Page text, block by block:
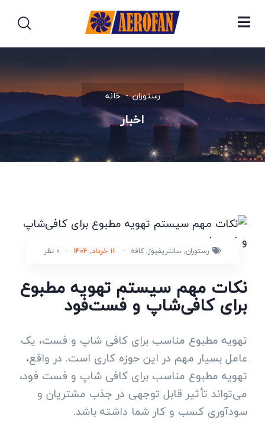
خانه رستوران
اخبار
رستوران, سانتریفیوژ,کافه - 11 خرداد, 1404 - 0 نظر
نکات مهم سیستم تهویه مطبوع
برای کافی‌شاپ و فست‌فود
تهویه مطبوع مناسب برای کافی شاپ و فست، یک
عامل بسیار مهم در این حوزه کاری است. در واقع،
تهویه مطبوع مناسب برای کافی شاپ و فست فود،
می‌تواند تأثیر قابل توجهی در جذب مشتریان و
سودآوری کسب و کار شما داشته باشد.